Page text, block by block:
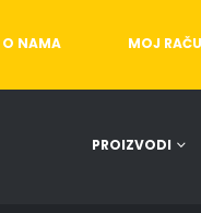
O NAMA MOJ
PROIZVODI